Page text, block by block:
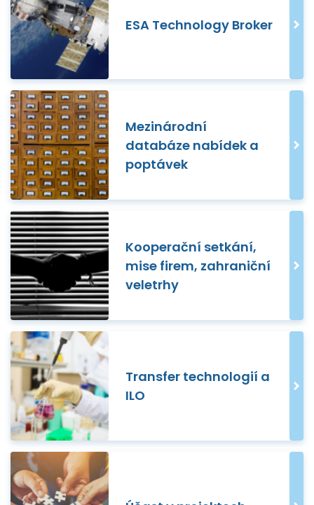
ESA Technology Broker
Mezinárodní
databáze nabídek a
poptávek
Kooperační setkání,
mise firem, zahraniční
veletrhy
Transfer technologií a
ILO